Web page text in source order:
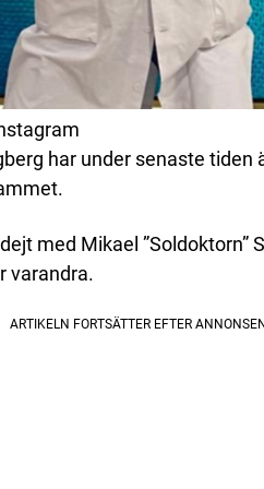
har under senaste tiden
med Mikael ”Soldoktorn”
varandra.